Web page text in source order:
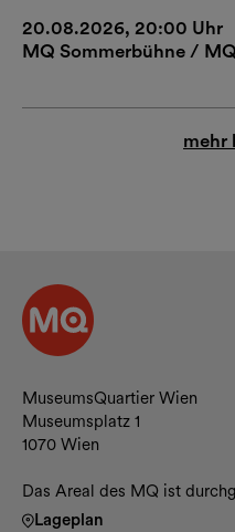
20.08.2026, 20:00 Uhr
MQ Sommerbühne /
mehr
Kontakt und
MuseumsQuartier Wien
Museumsplatz 1
1070 Wien
Das Areal des MQ ist
Lageplan